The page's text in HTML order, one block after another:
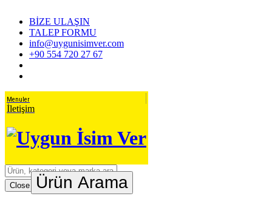
BİZE ULAŞIN
TALEP FORMU
info@uygunisimver.com
+90 554 720 27 67
Menuler
İletişim
Close Ürün Arama